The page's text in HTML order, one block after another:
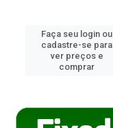
Faça seu login ou
cadastre-se para
ver preços e
comprar